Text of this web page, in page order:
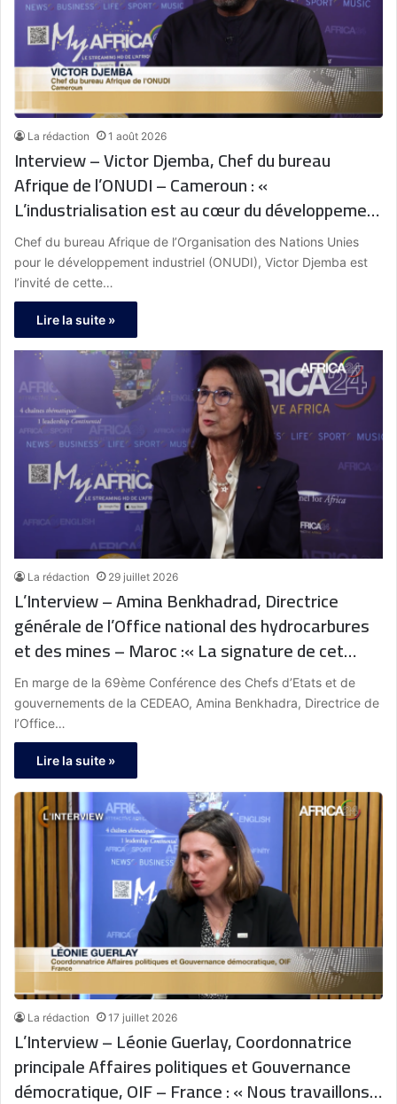
La rédaction 1 août 2026
Interview – Victor Djemba, Chef du bureau
Afrique de l’ONUDI – Cameroun : «
L’industrialisation est au cœur du développement
économique. Pour l’Afrique, la transformation
structurelle passe par la création d’une base
industrielle solide et durable. »
Chef du bureau Afrique de l’Organisation des Nations Unies
pour le développement industriel (ONUDI), Victor Djemba est
l’invité de cette…
Lire la suite »
La rédaction 29 juillet 2026
L’Interview – Amina Benkhadrad, Directrice
générale de l’Office national des hydrocarbures
et des mines – Maroc :« La signature de cet
accord met en place un cadre juridique et de
gouvernance auquel adhèrent tous les États. Il
facilitera les prochaines étapes du
développement du projet, qui consisteront
notamment à mettre en place une gouvernance
unifiée. »
En marge de la 69ème Conférence des Chefs d’Etats et de
gouvernements de la CEDEAO, Amina Benkhadra, Directrice de
l’Office…
Lire la suite »
La rédaction 17 juillet 2026
L’Interview – Léonie Guerlay, Coordonnatrice
principale Affaires politiques et Gouvernance
démocratique, OIF – France : « Nous travaillons à